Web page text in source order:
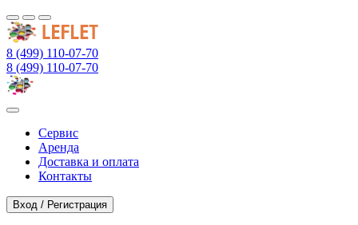
8 (499) 110-07-70
8 (499) 110-07-70
Сервис
Аренда
Доставка и оплата
Контакты
Вход / Регистрация